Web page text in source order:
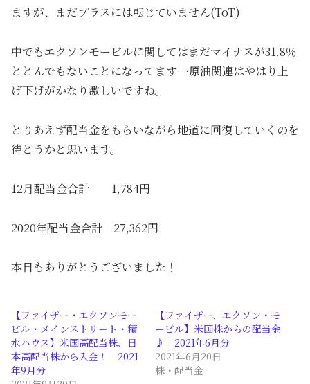
ますが、まだプラスには転じていません(ToT)
中でもエクソンモービルに関してはまだマイナスが31.8％
ととんでもないことになってます…原油関連はやはり上
げ下げがかなり激しいですね。
とりあえず配当金をもらいながら地道に回復していくのを
待とうかと思います。
12月配当金合計 1,784円
2020年配当金合計 27,362円
本日もありがとうございました！
【ファイザー・エクソンモー
ビル・メインストリート・積
水ハウス】米国高配当株、日
本高配当株から入金！ 2021
年9月分
【ファイザー、エクソン・モ
ービル】米国株からの配当金
♪ 2021年6月分
2021年6月20日
株・配当金